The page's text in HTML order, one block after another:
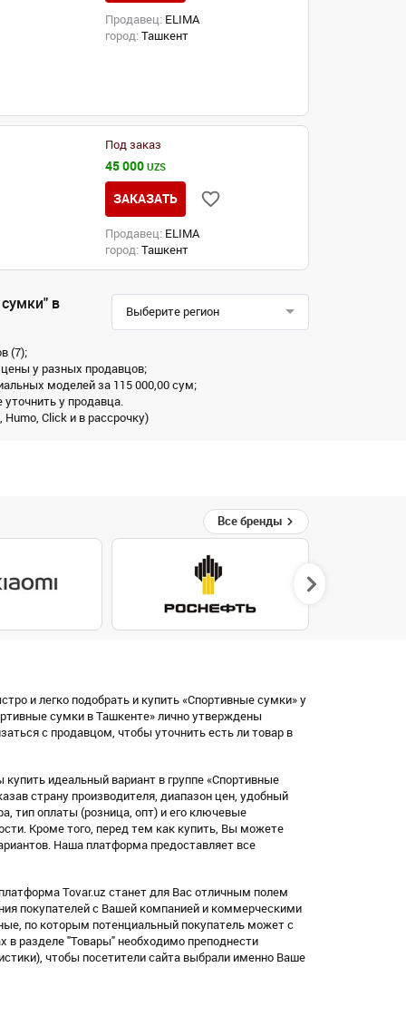
Продавец: ELIMA
город: Ташкент
Под заказ
45 000UZS
ЗАКАЗАТЬ
Продавец: ELIMA
город: Ташкент
в
Выберите регион
(7);
у разных продавцов;
моделей за 115 000,00 сум;
у продавца.
Click и в рассрочку)
Все бренды
и легко подобрать и купить «Спортивные сумки» у
сумки в Ташкенте» лично утверждены
с продавцом, чтобы уточнить есть ли товар в
идеальный вариант в группе «Спортивные
страну производителя, диапазон цен, удобный
тип оплаты (розница, опт) и его ключевые
Кроме того, перед тем как купить, Вы можете
Наша платформа предоставляет все
Tovar.uz станет для Вас отличным полем
покупателей с Вашей компанией и коммерческими
по которым потенциальный покупатель может с
в разделе "Товары" необходимо преподнести
чтобы посетители сайта выбрали именно Ваше